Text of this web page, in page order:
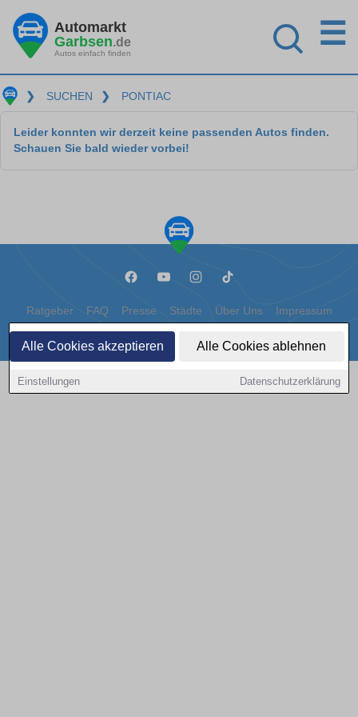
Alle Cookies akzeptieren Alle Cookies ablehnen
Einstellungen Datenschutzerklärung
Automarkt
Garbsen.de
Autos einfach finden
☰
❯ SUCHEN ❯ PONTIAC
Leider konnten wir derzeit keine passenden Autos finden.
Schauen Sie bald wieder vorbei!
Ratgeber FAQ Presse Städte Über Uns Impressum
Datenschutz Cookies
Copyright © 2000 - 2026 | 1A Infosysteme GmbH | Content by: 1a-sites-autos